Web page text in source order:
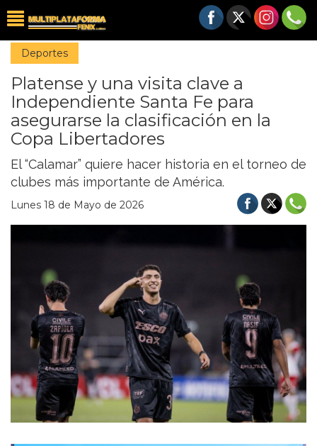
Deportes
Platense y una visita clave a
Independiente Santa Fe para
asegurarse la clasificación en la
Copa Libertadores
El “Calamar” quiere hacer historia en el torneo de
clubes más importante de América.
Lunes 18 de Mayo de 2026